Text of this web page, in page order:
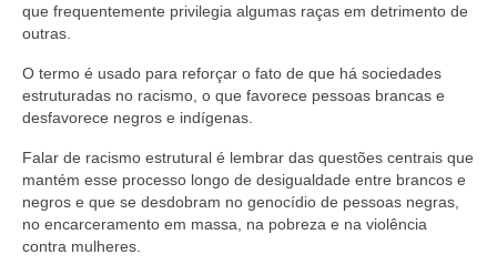
que frequentemente privilegia algumas raças em detrimento de
outras.
O termo é usado para reforçar o fato de que há sociedades
estruturadas no racismo, o que favorece pessoas brancas e
desfavorece negros e indígenas.
Falar de racismo estrutural é lembrar das questões centrais que
mantém esse processo longo de desigualdade entre brancos e
negros e que se desdobram no genocídio de pessoas negras,
no encarceramento em massa, na pobreza e na violência
contra mulheres.